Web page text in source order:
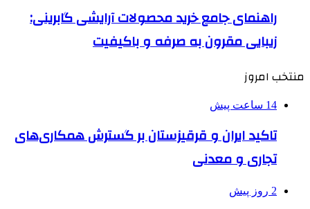
راهنمای جامع خرید محصولات آرایشی گابرینی:
زیبایی مقرون به صرفه و باکیفیت
منتخب امروز
14 ساعت پیش
تاکید ایران و قرقیزستان بر گسترش همکاری‌های
تجاری و معدنی
2 روز پیش